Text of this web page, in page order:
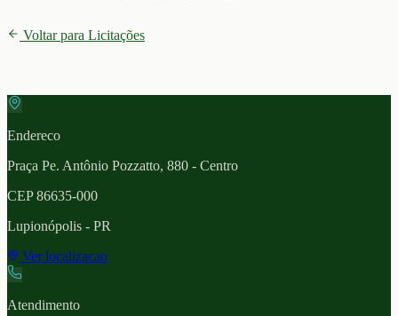
Voltar para Licitações
Endereco
Praça Pe. Antônio Pozzatto, 880 - Centro
CEP86635-000
Lupionópolis - PR
Ver localizacao
Atendimento